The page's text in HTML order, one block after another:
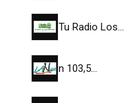
Tu Radio Los…
n 103,5…